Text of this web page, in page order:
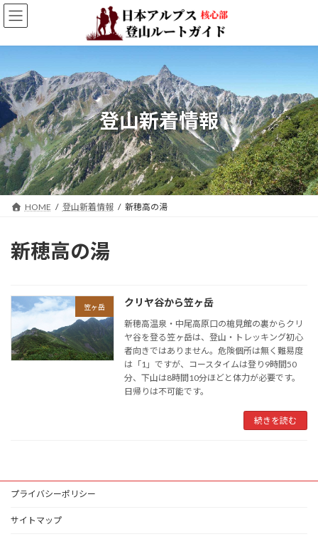
コ
ン
ン
へ
ス
キ
ッ
プ
ナ
ビ
ー
ョ
ン
に
移
動
登山新着情報
HOME 登山新着情報 新穂高の湯
新穂高の湯
笠ヶ岳 クリヤ谷から笠ヶ岳
新穂高温泉・中尾高原口の槍見館の裏からクリ
ヤ谷を登る笠ヶ岳は、登山・トレッキング初心
者向きではありません。危険個所は無く難易度
は「1」ですが、コースタイムは登り9時間50
分、下山は8時間10分ほどと体力が必要です。
日帰りは不可能です。
続きを読む
プライバシーポリシー
サイトマップ